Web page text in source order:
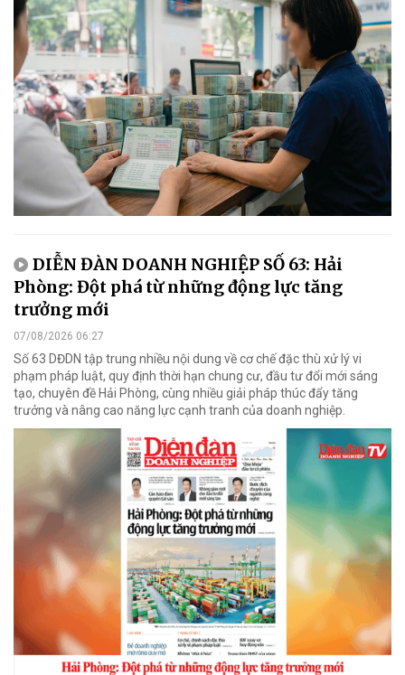
DIỄN ĐÀN DOANH NGHIỆP SỐ 63: Hải
Phòng: Đột phá từ những động lực tăng
trưởng mới
07/08/2026 06:27
Số 63 DĐDN tập trung nhiều nội dung về cơ chế đặc thù xử lý vi
phạm pháp luật, quy định thời hạn chung cư, đầu tư đổi mới sáng
tạo, chuyên đề Hải Phòng, cùng nhiều giải pháp thúc đẩy tăng
trưởng và nâng cao năng lực cạnh tranh của doanh nghiệp.